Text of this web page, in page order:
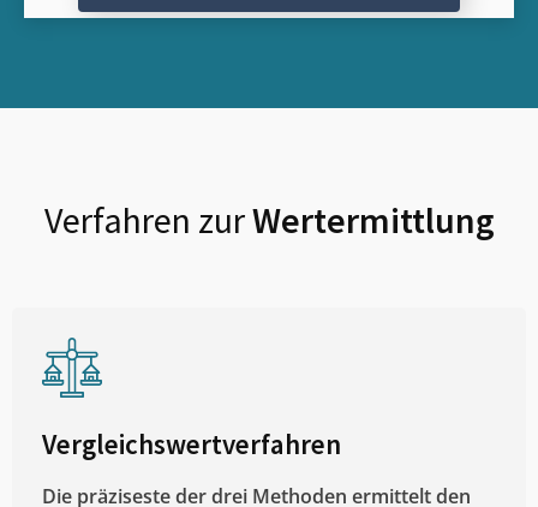
Verfahren zurWertermittlung
Vergleichswertverfahren
Die präziseste der drei Methoden ermittelt den